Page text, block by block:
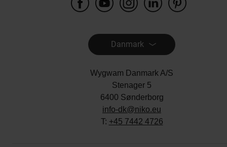
Danmark
Wygwam Danmark A/S
Stenager 5
6400 Sønderborg
info-dk@niko.eu
T: +45 7442 4726